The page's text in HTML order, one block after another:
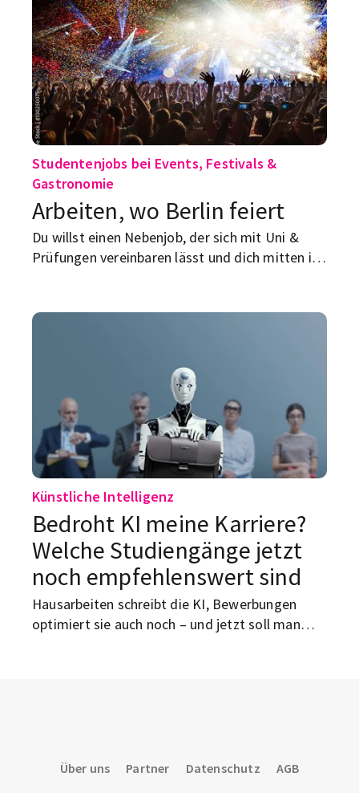
Studentenjobs bei Events, Festivals &
Gastronomie
Arbeiten, wo Berlin feiert
Du willst einen Nebenjob, der sich mit Uni &
Prüfungen vereinbaren lässt und dich mitten ins
Künstliche Intelligenz
Bedroht KI meine Karriere?
Welche Studiengänge jetzt
noch empfehlenswert sind
Hausarbeiten schreibt die KI, Bewerbungen
optimiert sie auch noch – und jetzt soll man
Über uns Partner Datenschutz AGB